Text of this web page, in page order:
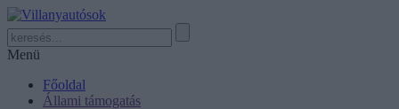
Menü
Főoldal
Állami támogatás